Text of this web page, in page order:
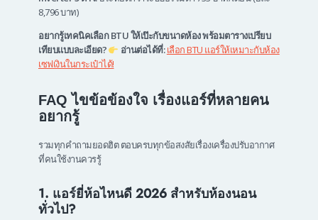
8,796 บาท)
อยากรู้เทคนิคเลือก BTU ให้เป๊ะกับขนาดห้อง พร้อมตารางเปรียบ
เทียบแบบละเอียด?
อ่านต่อได้ที่:เลือก BTU แอร์ให้เหมาะกับห้อง
เซฟเงินในกระเป๋าได้!
FAQ ไขข้อข้องใจ เรื่องแอร์ที่หลายคน
อยากรู้
รวมทุกคำถามยอดฮิต ตอบครบทุกข้อสงสัยเรื่องเครื่องปรับอากาศ
ที่คนใช้งานควรรู้
1. แอร์ยี่ห้อไหนดี 2026 สำหรับห้องนอน
ทั่วไป?